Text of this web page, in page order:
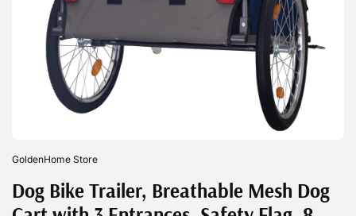
GoldenHome Store
Dog Bike Trailer, Breathable Mesh Dog